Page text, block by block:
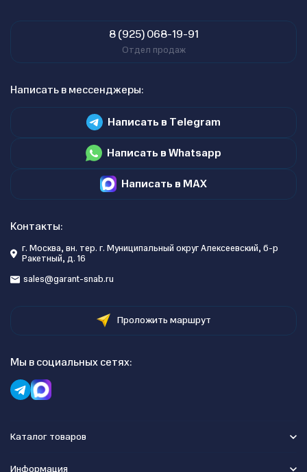
8 (925) 068-19-91
Отдел продаж
Написать в мессенджеры:
Написать в Telegram
Написать в Whatsapp
Написать в MAX
Контакты:
г. Москва, вн. тер. г. Муниципальный округ Алексеевский, б-р
Ракетный, д. 16
sales@garant-snab.ru
Проложить маршрут
Мы в социальных сетях:
Каталог товаров
Информация